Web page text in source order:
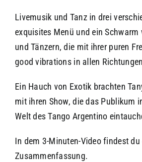
Livemusik und Tanz in drei
exquisites Menü und ein Schwarm
und Tänzern, die mit ihrer puren
good vibrations in allen
Ein Hauch von Exotik brachten
mit ihren Show, die das Publikum
Welt des Tango Argentino
In dem 3-Minuten-Video findest du
Zusammenfassung.